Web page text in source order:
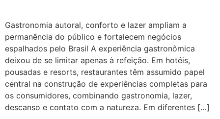
Gastronomia autoral, conforto e lazer ampliam a
permanência do público e fortalecem negócios
espalhados pelo Brasil A experiência gastronômica
deixou de se limitar apenas à refeição. Em hotéis,
pousadas e resorts, restaurantes têm assumido papel
central na construção de experiências completas para
os consumidores, combinando gastronomia, lazer,
descanso e contato com a natureza. Em diferentes […]